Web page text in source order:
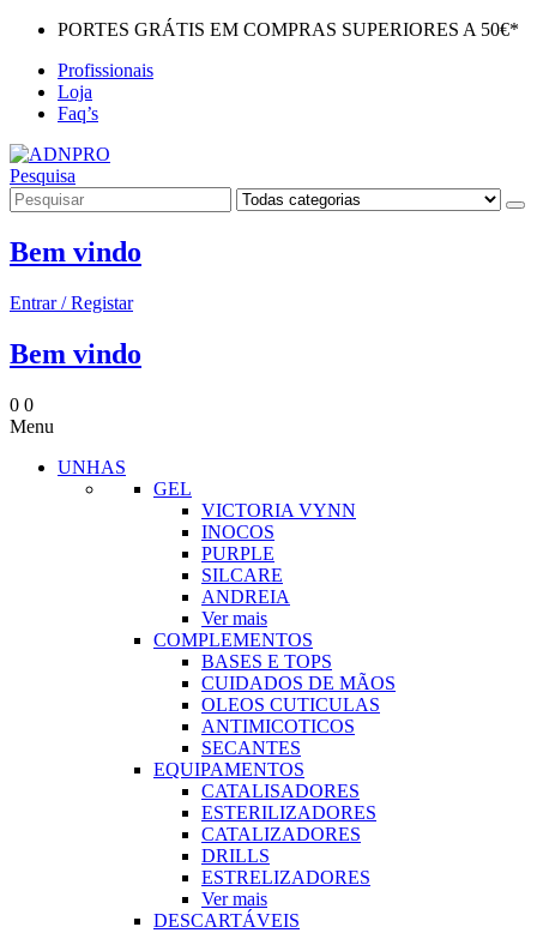
PORTES GRÁTIS EM COMPRAS SUPERIORES A 50€*
Profissionais
Loja
Faq’s
Pesquisa
Bem vindo
Entrar / Registar
Bem vindo
0 0
Menu
UNHAS
GEL
VICTORIA VYNN
INOCOS
PURPLE
SILCARE
ANDREIA
Ver mais
COMPLEMENTOS
BASES E TOPS
CUIDADOS DE MÃOS
OLEOS CUTICULAS
ANTIMICOTICOS
SECANTES
EQUIPAMENTOS
CATALISADORES
ESTERILIZADORES
CATALIZADORES
DRILLS
ESTRELIZADORES
Ver mais
DESCARTÁVEIS